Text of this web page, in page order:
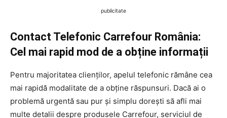
publicitate
Contact Telefonic Carrefour România:
Cel mai rapid mod de a obține informații
Pentru majoritatea clienților, apelul telefonic rămâne cea
mai rapidă modalitate de a obține răspunsuri. Dacă ai o
problemă urgentă sau pur și simplu dorești să afli mai
multe detalii despre produsele Carrefour, serviciul de